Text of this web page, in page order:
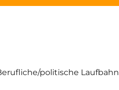
politische Laufbahn